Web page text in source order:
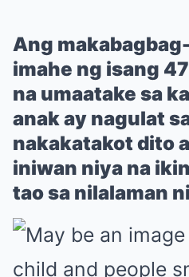
Ang
imahe ng isang
na umaatake sa
anak ay nagulat
nakakatakot dito
iniwan niya na
tao sa nilalaman